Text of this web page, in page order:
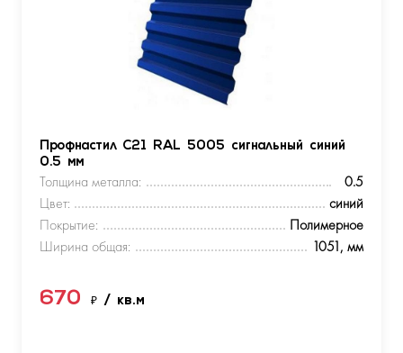
Профнастил С21 RAL 5005 сигнальный синий
0.5 мм
Толщина металла:
0.5
Цвет:
синий
Покрытие:
Полимерное
Ширина общая:
1051, мм
670 ₽ / кв.м